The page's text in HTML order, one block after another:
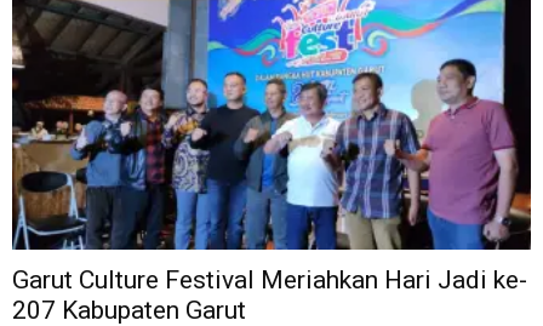
Garut Culture Festival Meriahkan Hari Jadi ke-
207 Kabupaten Garut